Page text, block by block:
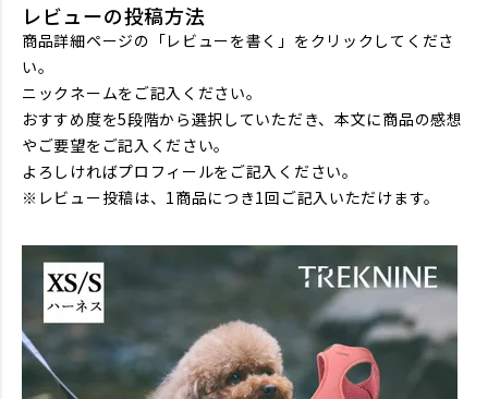
レビューの投稿方法
商品詳細ページの「レビューを書く」をクリックしてくださ
い。
ニックネームをご記入ください。
おすすめ度を5段階から選択していただき、本文に商品の感想
やご要望をご記入ください。
よろしければプロフィールをご記入ください。
※レビュー投稿は、1商品につき1回ご記入いただけます。